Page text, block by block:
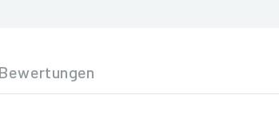
Bewertungen